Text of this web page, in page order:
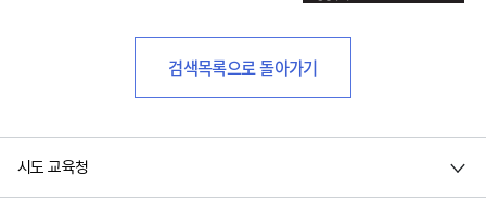
검색목록으로 돌아가기
시도 교육청